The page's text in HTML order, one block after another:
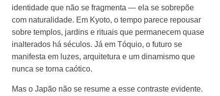
identidade que não se fragmenta — ela se sobrepõe
com naturalidade. Em Kyoto, o tempo parece repousar
sobre templos, jardins e rituais que permanecem quase
inalterados há séculos. Já em Tóquio, o futuro se
manifesta em luzes, arquitetura e um dinamismo que
nunca se torna caótico.
Mas o Japão não se resume a esse contraste evidente.